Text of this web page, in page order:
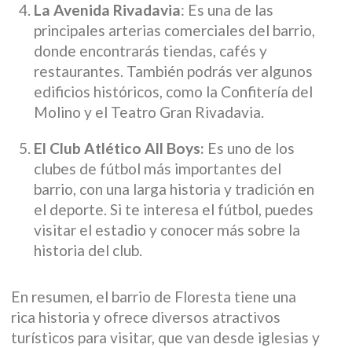
La Avenida Rivadavia: Es una de las
principales arterias comerciales del barrio,
donde encontrarás tiendas, cafés y
restaurantes. También podrás ver algunos
edificios históricos, como la Confitería del
Molino y el Teatro Gran Rivadavia.
El Club Atlético All Boys: Es uno de los
clubes de fútbol más importantes del
barrio, con una larga historia y tradición en
el deporte. Si te interesa el fútbol, puedes
visitar el estadio y conocer más sobre la
historia del club.
En resumen, el barrio de Floresta tiene una
rica historia y ofrece diversos atractivos
turísticos para visitar, que van desde iglesias y